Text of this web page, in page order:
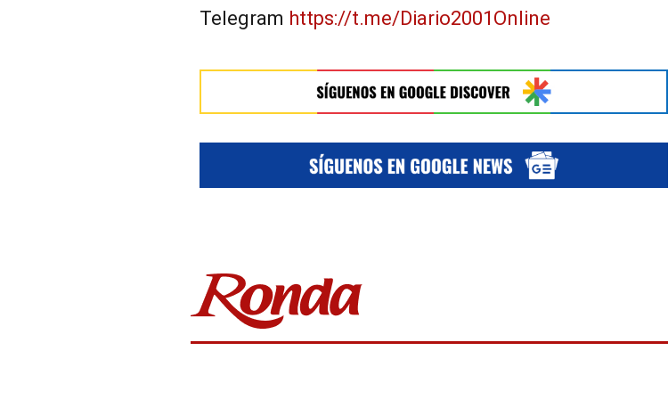
Telegram https://t.me/Diario2001Online